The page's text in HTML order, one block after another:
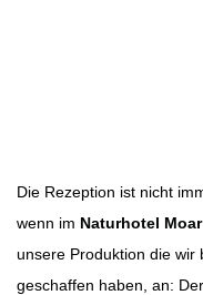
Die Rezeption ist nicht
wenn im Naturhotel
unsere Produktion die wir
geschaffen haben, an: